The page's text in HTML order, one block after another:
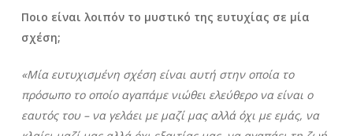
Ποιο είναι λοιπόν το μυστικό της ευτυχίας σε μία
σχέση;
«Μία ευτυχισμένη σχέση είναι αυτή στην οποία το
πρόσωπο το οποίο αγαπάμε νιώθει ελεύθερο να είναι ο
εαυτός του – να γελάει με μαζί μας αλλά όχι με εμάς, να